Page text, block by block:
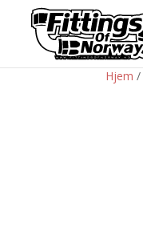
Hjem /